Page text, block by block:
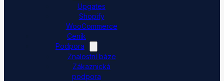
Upgates
Shopify
WooCommerce
Ceník
Podpora
Znalostní báze
Zákaznická
podpora